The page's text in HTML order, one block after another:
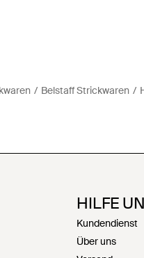
Belstaff Strickwaren
HILFE
Kundendienst
Über uns